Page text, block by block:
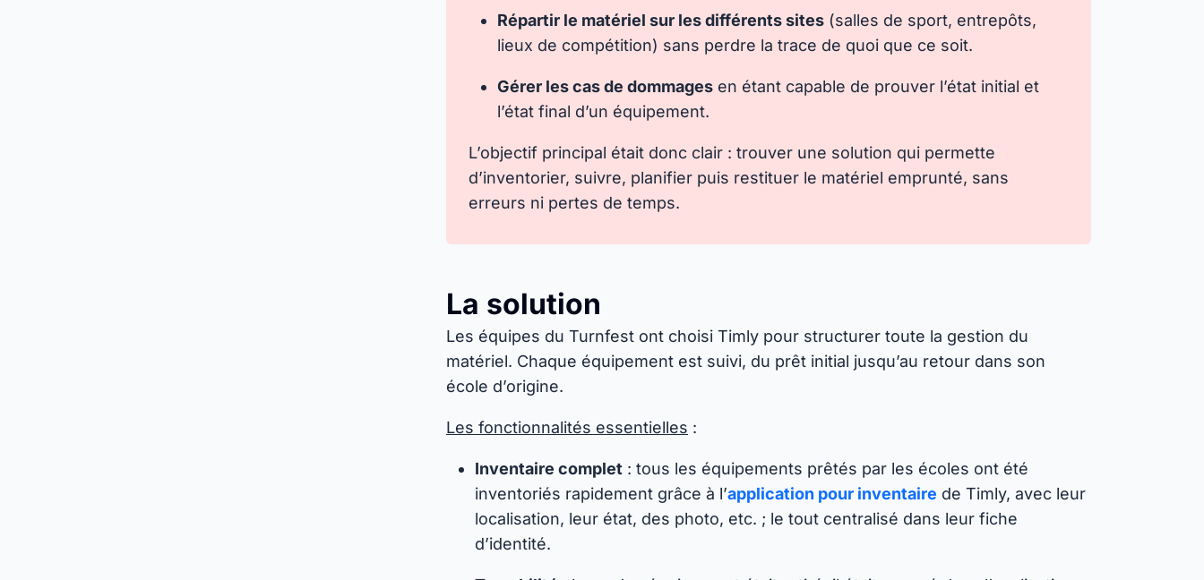
Répartir le matériel sur les différents sites (salles de sport, entrepôts,
lieux de compétition) sans perdre la trace de quoi que ce soit.
Gérer les cas de dommages en étant capable de prouver l’état initial et
l’état final d’un équipement.
L’objectif principal était donc clair : trouver une solution qui permette
d’inventorier, suivre, planifier puis restituer le matériel emprunté, sans
erreurs ni pertes de temps.
La solution
Les équipes du Turnfest ont choisi Timly pour structurer toute la gestion du
matériel. Chaque équipement est suivi, du prêt initial jusqu’au retour dans son
école d’origine.
Les fonctionnalités essentielles :
Inventaire complet : tous les équipements prêtés par les écoles ont été
inventoriés rapidement grâce à l’application pour inventaire de Timly, avec leur
localisation, leur état, des photo, etc. ; le tout centralisé dans leur fiche
d’identité.